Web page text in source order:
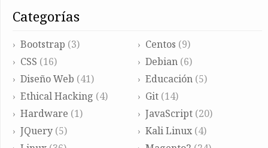
categorías
Bootstrap (3) Centos (9)
CSS (16) Debian(6)
Diseño Web (41) Educación(5)
Ethical Hacking (4) Git(14)
Hardware (1) JavaScript(20)
JQuery (5) Kali Linux(4)